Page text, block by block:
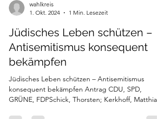
wahlkreis
1. Okt. 2024
1 Min. Lesezeit
Jüdisches Leben schützen –
Antisemitismus konsequent
bekämpfen
Jüdisches Leben schützen – Antisemitismus
konsequent bekämpfen Antrag CDU, SPD,
GRÜNE, FDPSchick, Thorsten; Kerkhoff, Matthias